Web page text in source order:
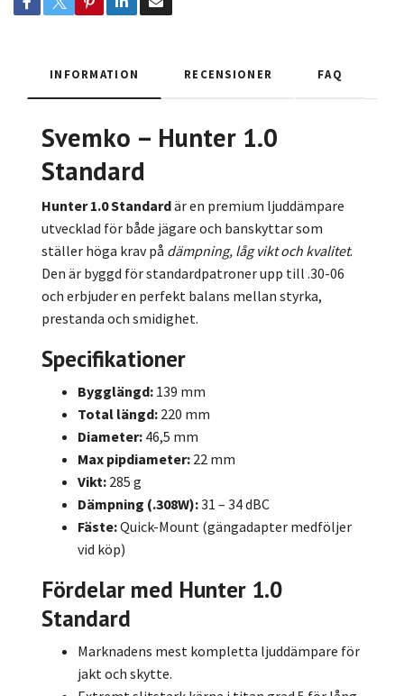
INFORMATION RECENSIONER FAQ
Svemko – Hunter 1.0
Standard
Hunter 1.0 Standardär en premium ljuddämpare
utvecklad för både jägare och ban­skyttar som
ställer höga krav på dämpning, låg vikt och kvalitet.
Den är byggd för standardpatroner upp till .30-06
och erbjuder en perfekt balans mellan styrka,
prestanda och smidighet.
Specifikationer
Bygglängd: 139 mm
Total längd: 220 mm
Diameter: 46,5 mm
Max pipdiameter: 22 mm
Vikt: 285 g
Dämpning (.308W):31 – 34 dBC
Fäste:Quick-Mount (gängadapter medföljer
vid köp)
Fördelar med Hunter 1.0
Standard
Marknadens mest kompletta ljuddämpare för
jakt och skytte.